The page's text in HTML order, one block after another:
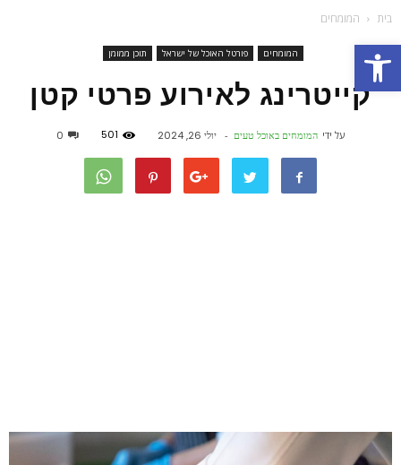
פתח סרגל נגישות
בית המומחים
המומחים פורטל האוכל של ישראל תוכן ממומן
קייטרינג לאירוע פרטי קטן
על ידי המומחים באוכל טעים - יולי 26, 2024 501
0